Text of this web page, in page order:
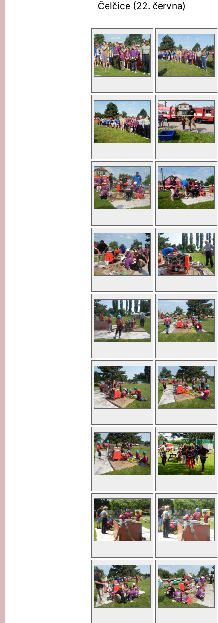
Čelčice (22. června)